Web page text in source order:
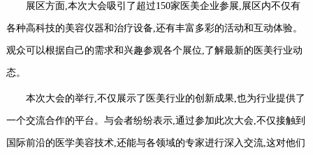
展区方面,本次大会吸引了超过150家医美企业参展,展区内不仅有
各种高科技的美容仪器和治疗设备,还有丰富多彩的活动和互动体验。
观众可以根据自己的需求和兴趣参观各个展位,了解最新的医美行业动
态。
本次大会的举行,不仅展示了医美行业的创新成果,也为行业提供了
一个交流合作的平台。与会者纷纷表示,通过参加此次大会,不仅接触到
国际前沿的医学美容技术,还能与各领域的专家进行深入交流,这对他们